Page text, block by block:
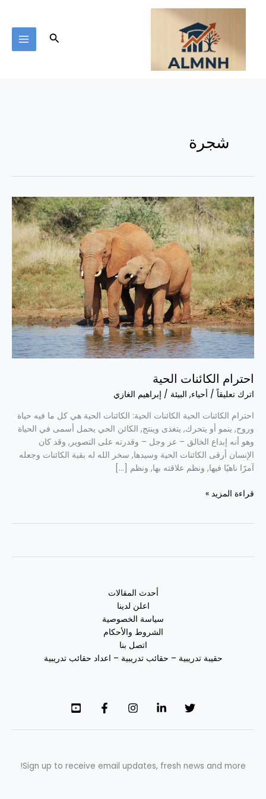
تخطي
البحث
شجرة
احترام الكائنات الحية
اترك تعليقاً / أحياء, البيئة / إبراهيم الغازي
احترام الكائنات الحية الكائنات الحية: الكائنات الحية هي كل ما فيه حياة
وروح, ينمو أو يتحرك, يتغذى وينتج, الكائن الحي يحمل أسمى في الحياة
وهو أنه إبداع الخالق – عز وجل – وقدرته على التصوير, وقد كان
الإنسان أرقى الكائنات الحية وسيدها, سخر الله له بقية الكائنات وجعله
آمرًا ناهيًا فيها, ونظم علاقته بها, ونظم […]
احترام
الكائنات
الحية
قراءة المزيد »
أحدث المقالات
اعلن لدينا
سياسة الخصوصية
الشروط والأحكام
اتصل بنا
حقيبة تدريبية – حقائب تدريبية – اعداد حقائب تدريبية
Sign up to receive email updates, fresh news and more!